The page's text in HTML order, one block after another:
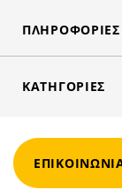
ΠΛΗΡΟΦΟΡΊΕΣ
ΚΑΤΗΓΟΡΊΕΣ